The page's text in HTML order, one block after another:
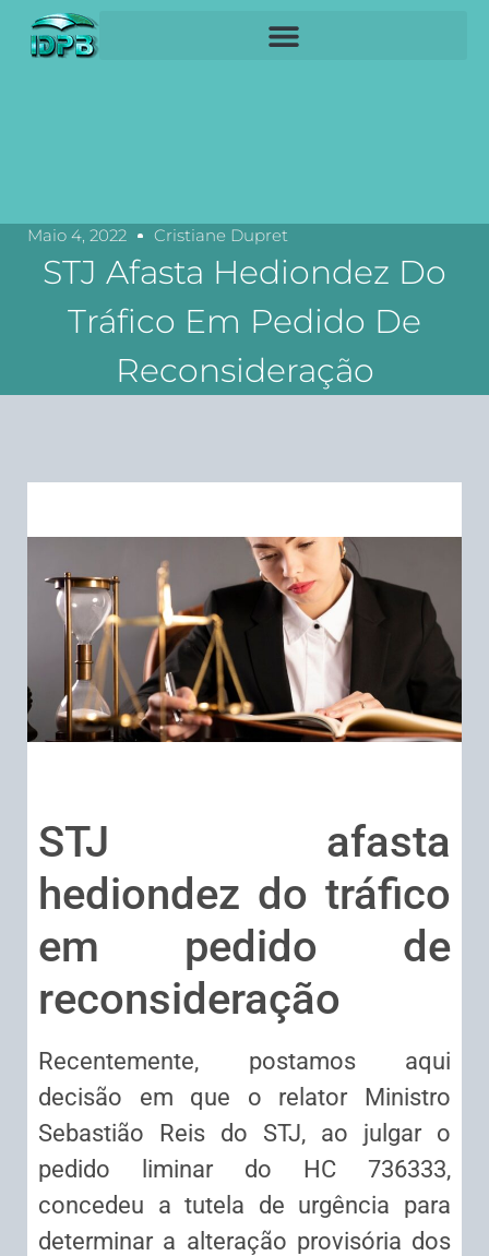
Maio 4, 2022 Cristiane Dupret
STJ Afasta Hediondez Do
Tráfico Em Pedido De
Reconsideração
STJ afasta
hediondez do tráfico
em pedido de
reconsideração
Recentemente, postamos aqui
decisão em que o relator Ministro
Sebastião Reis do STJ, ao julgar o
pedido liminar do HC 736333,
concedeu a tutela de urgência para
determinar a alteração provisória dos